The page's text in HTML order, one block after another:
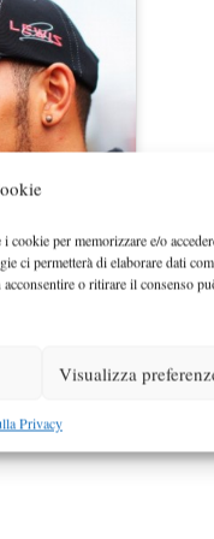
per memorizzare e/o
ci permetterà di elaborare dati
o ritirare il consenso
Visualizza
Privacy